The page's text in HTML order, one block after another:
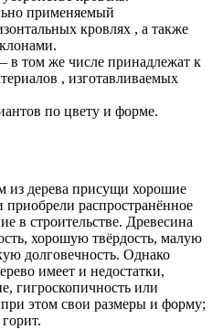
применяемый
кровлях , а также
в том же числе принадлежат к
, изготавливаемых
по цвету и форме.
из дерева присущи хорошие
приобрели распространённое
в строительстве. Древесина
хорошую твёрдость, малую
долговечность. Однако
имеет и недостатки,
гигроскопичность или
этом свои размеры и форму;